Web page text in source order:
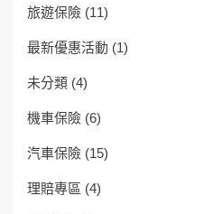
旅遊保險 (11)
最新優惠活動 (1)
未分類 (4)
機車保險 (6)
汽車保險 (15)
理賠專區 (4)